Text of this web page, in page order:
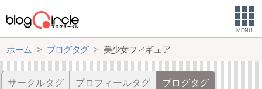
MENU
ホーム ブログタグ 美少女フィギュア
サークルタグ プロフィールタグ ブログタグ